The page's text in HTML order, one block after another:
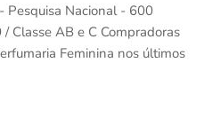
Pesquisa Nacional - 600
Classe AB e C Compradoras
Feminina nos últimos